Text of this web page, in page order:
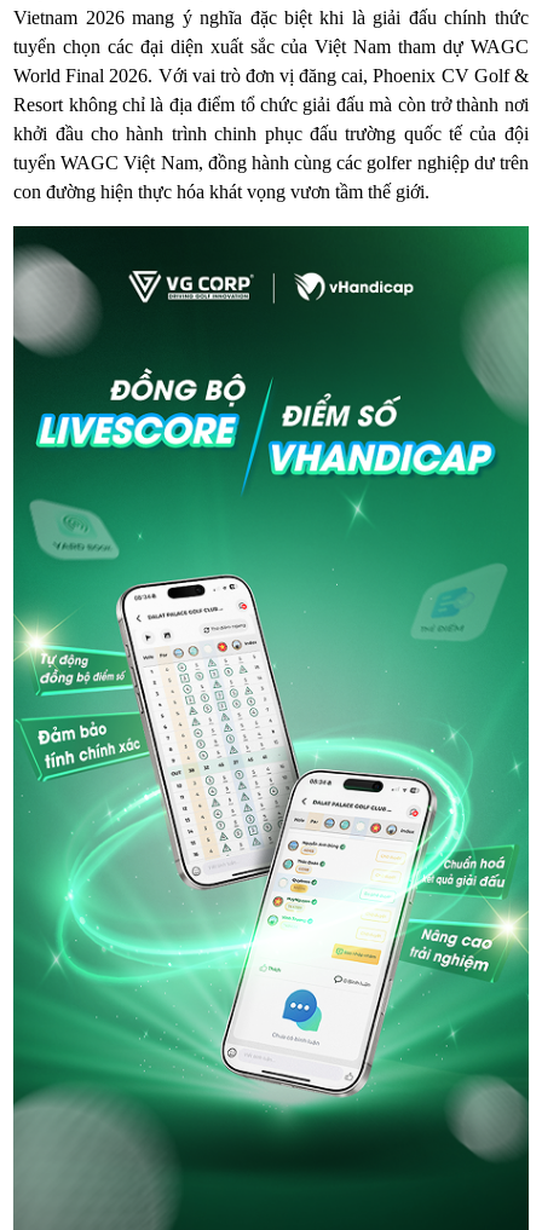
Vietnam 2026 mang ý nghĩa đặc biệt khi là giải đấu chính thức
tuyển chọn các đại diện xuất sắc của Việt Nam tham dự WAGC
World Final 2026. Với vai trò đơn vị đăng cai, Phoenix CV Golf &
Resort không chỉ là địa điểm tổ chức giải đấu mà còn trở thành nơi
khởi đầu cho hành trình chinh phục đấu trường quốc tế của đội
tuyển WAGC Việt Nam, đồng hành cùng các golfer nghiệp dư trên
con đường hiện thực hóa khát vọng vươn tầm thế giới.